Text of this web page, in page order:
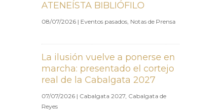
ATENEÍSTA BIBLIÓFILO
08/07/2026 | Eventos pasados, Notas de Prensa
La ilusión vuelve a ponerse en
marcha: presentado el cortejo
real de la Cabalgata 2027
07/07/2026 | Cabalgata 2027, Cabalgata de
Reyes